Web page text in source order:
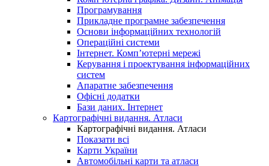
Програмування
Прикладне програмне забезпечення
Основи інформаційних технологій
Операційні системи
Інтернет. Комп’ютерні мережі
Керування і проектування інформаційних
систем
Апаратне забезпечення
Офісні додатки
Бази даних. Інтернет
Картографічні видання. Атласи
Картографічні видання. Атласи
Показати всі
Карти України
Автомобільні карти та атласи